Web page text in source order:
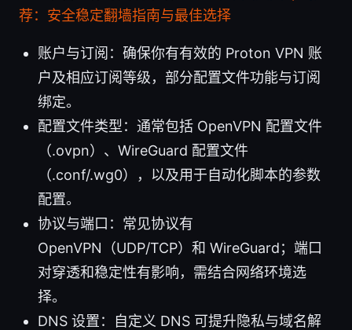
荐：安全稳定翻墙指南与最佳选择
账户与订阅：确保你有有效的 Proton VPN 账
户及相应订阅等级，部分配置文件功能与订阅
绑定。
配置文件类型：通常包括 OpenVPN 配置文件
（.ovpn）、WireGuard 配置文件
（.conf/.wg0），以及用于自动化脚本的参数
配置。
协议与端口：常见协议有
OpenVPN（UDP/TCP）和 WireGuard；端口
对穿透和稳定性有影响，需结合网络环境选
择。
DNS 设置：自定义 DNS 可提升隐私与域名解